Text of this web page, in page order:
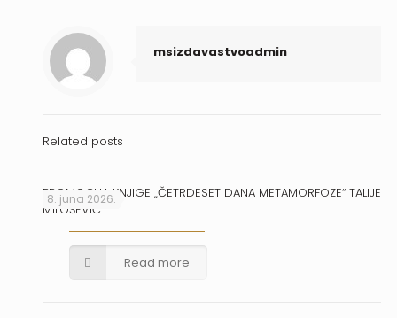
msizdavastvoadmin
Related posts
8. juna 2026.
PROMOCIJA KNJIGE „ČETRDESET DANA METAMORFOZE“ TALIJE
MILOŠEVIĆ
Read more